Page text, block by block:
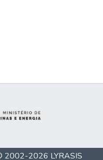
2002-2026 LYRASIS